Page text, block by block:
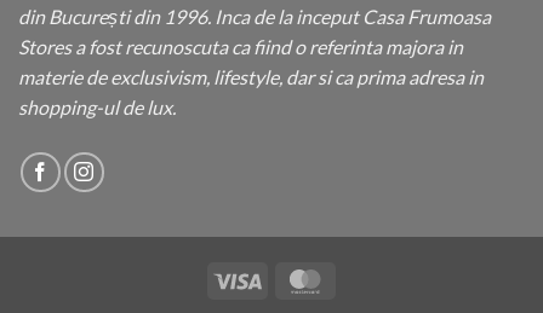
din București din 1996. Inca de la inceput Casa Frumoasa
Stores a fost recunoscuta ca fiind o referinta majora in
materie de exclusivism, lifestyle, dar si ca prima adresa in
shopping-ul de lux.
Visa